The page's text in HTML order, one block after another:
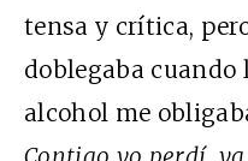
tensa y crítica,
doblegaba cuando
alcohol me